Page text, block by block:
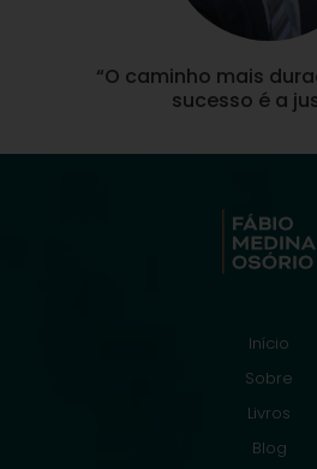
“O caminho mais
sucesso é a
Início
Sobre
Livros
Blog